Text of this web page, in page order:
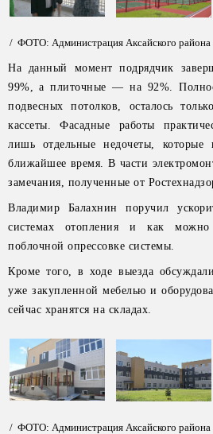
/ ФОТО: Администрация Аксайского района
На данный момент подрядчик
99%, а плиточные — на 92%.
подвесных потолков, осталось
кассеты. Фасадные работы
лишь отдельные недочеты, которые
ближайшее время. В части
замечания, полученные от
Владимир Балахнин поручил
системах отопления и как
поблочной опрессовке системы.
Кроме того, в ходе выезда
уже закупленной мебелью и
сейчас хранятся на складах.
/ ФОТО: Администрация Аксайского района